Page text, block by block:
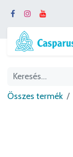
Összes termék